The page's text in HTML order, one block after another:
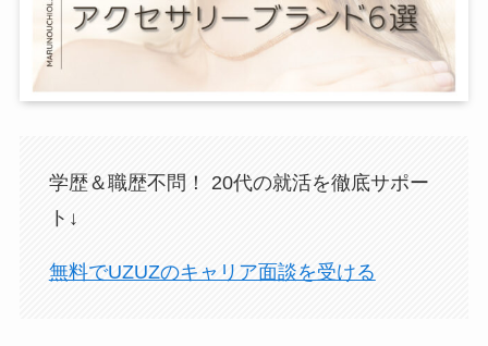
学歴＆職歴不問！ 20代の就活を徹底サポー
ト↓
無料でUZUZのキャリア面談を受ける